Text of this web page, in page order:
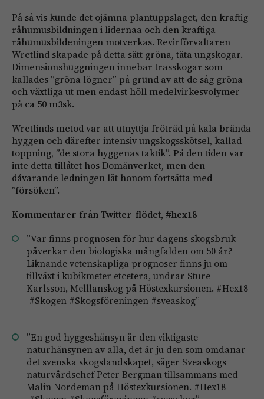
På så vis kunde det ojämna plantuppslaget, den kraftig
råhumusbildningen i lidernaa och den kraftiga
råhumusbildeningen motverkas. Revirförvaltaren
Wretlind skapade på detta sätt gröna, täta ungskogar.
Dimensionshuggningen innebar trasskogar som
kallades ”gröna lögner” på grund av att de såg gröna
och växtliga ut men endast höll medelvirkesvolymer
på ca 50 m3sk.
Wretlinds metod var att utnyttja fröträd på kala brända
hyggen och därefter intensiv ungskogsskötsel, kallad
toppning, ”de stora hyggenas taktik”. På den tiden var
inte detta tillåtet hos Domänverket, men den
dåvarande ledningen lät honom fortsätta med
”försöken”.
Kommentarer från Twitter-flödet, #hex18
”Var finns prognosen för hur dagens skogsbruk
påverkar den biologiska mångfalden om 50 år?
Liknande vetenskapliga prognoser finns ju om
tillväxt i kubikmeter etcetera, undrar Sture
Karlsson, Melllanskog på Höstexkursionen. #Hex18
#Skogen #Skogsföreningen #sveaskog”
”En god hyggeshänsyn är den viktigaste
naturhänsynen av alla, det är ju den som omdanar
det svenska skogslandskapet, säger Sveaskogs
naturvårdschef Peter Bergman tillsammans med
Malin Nordeman på Höstexkursionen. #Hex18